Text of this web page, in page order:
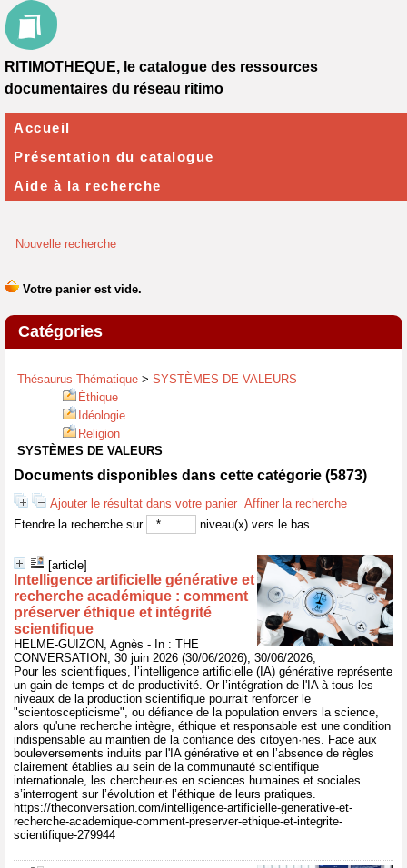
Nouvelle recherche
Catégories
Thésaurus Thématique > SYSTÈMES DE VALEURS
Éthique
Idéologie
Religion
SYSTÈMES DE VALEURS
Documents disponibles dans cette catégorie (5873)
Ajouter le résultat dans votre panier Affiner la recherche
Etendre la recherche sur
niveau(x) vers le bas
[article]
Intelligence artificielle générative et
recherche académique : comment
préserver éthique et intégrité
scientifique
HELME-GUIZON, Agnès - In : THE
CONVERSATION, 30 juin 2026 (30/06/2026), 30/06/2026,
Pour les scientifiques, l’intelligence artificielle (IA) générative représente
un gain de temps et de productivité. Or l’intégration de l'IA à tous les
niveaux de la production scientifique pourrait renforcer le
"scientoscepticisme", ou défiance de la population envers la science,
alors qu'une recherche intègre, éthique et responsable est une condition
indispensable au maintien de la confiance des citoyen·nes. Face aux
bouleversements induits par l'IA générative et en l’absence de règles
clairement établies au sein de la communauté scientifique
internationale, les chercheur·es en sciences humaines et sociales
s’interrogent sur l’évolution et l’éthique de leurs pratiques.
https://theconversation.com/intelligence-artificielle-generative-et-
recherche-academique-comment-preserver-ethique-et-integrite-
scientifique-279944
RITIMOTHEQUE, le catalogue des ressources
documentaires du réseau ritimo
Accueil
Présentation du catalogue
Aide à la recherche